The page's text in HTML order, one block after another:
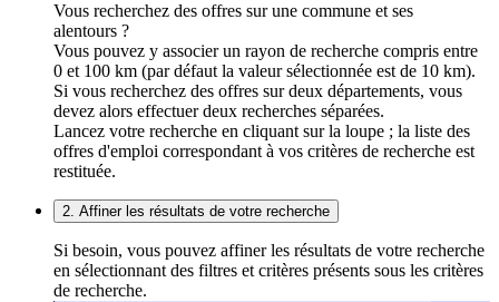
Vous recherchez des offres sur une commune et ses
alentours ?
Vous pouvez y associer un rayon de recherche compris entre
0 et 100 km (par défaut la valeur sélectionnée est de 10 km).
Si vous recherchez des offres sur deux départements, vous
devez alors effectuer deux recherches séparées.
Lancez votre recherche en cliquant sur la loupe ; la liste des
offres d'emploi correspondant à vos critères de recherche est
restituée.
2. Affiner les résultats de votre recherche
Si besoin, vous pouvez affiner les résultats de votre recherche
en sélectionnant des filtres et critères présents sous les critères
de recherche.